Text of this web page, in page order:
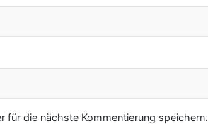
für die nächste Kommentierung speichern.